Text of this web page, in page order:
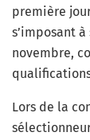
première
s’imposant
novembre,
Lors de la